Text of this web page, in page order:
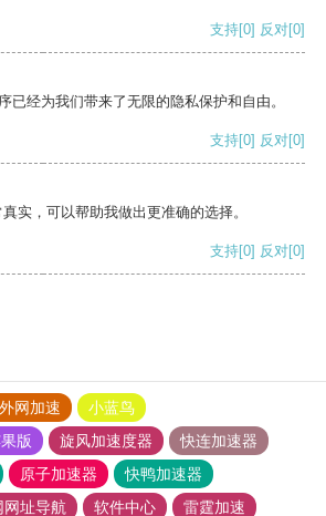
支持[0] 反对[0]
已经为我们带来了无限的隐私保护和自由。
支持[0] 反对[0]
实，可以帮助我做出更准确的选择。
支持[0] 反对[0]
网加速
小蓝鸟
版
旋风加速度器
快连加速器
原子加速器
快鸭加速器
网址导航 软件中心 雷霆加速